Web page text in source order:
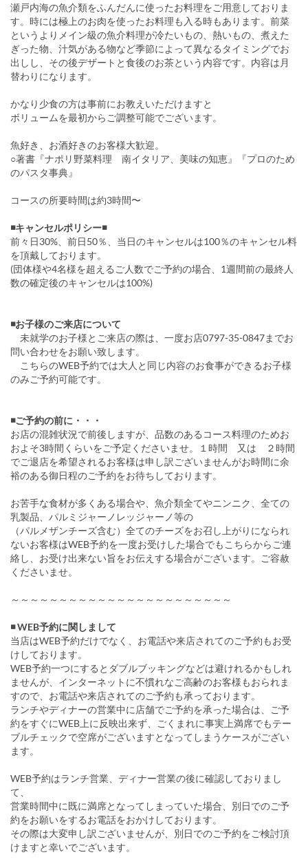
瀬戸内海の魚介類をふんだんに使ったお料理をご用意しておりま
す。時には極上のお肉を使ったお料理も入る時もあります。前菜
というよりメイン級の魚介料理が冷たいもの、熱いもの、煮えた
ぎった物、汁気がある物など季節によって異なるタイミングでお
出しし、その後デザートと食後のお茶という内容です。内容は月
替わりになります。
かなり少食の方は事前にお教えいただけますと
ボリュームを最初からご調整可能でございます。
魚好き、お酒好きのお客様大歓迎。
○著書『ナポリ野菜料理 南イタリア、美味の知恵』『プロのため
のパスタ事典』
コースの所要時間は約3時間〜
◾️キャンセルポリシー◾️
前々日30%、前日50％、当日のキャンセルは100％のキャンセル料
を頂戴しております。
(団体様や4名様を超えるご人数でご予約の場合、1週間前の最終人
数の確定後のキャンセルは100%)
◾️お子様のご来店について
未就学のお子様とご来店の際は、一度お店0797-35-0847までお
問い合わせをお願い致します。
こちらのWEB予約では大人と同じ内容のお食事ができるお子様
のみご予約可能です。
◾️ご予約の前に・・・
お店の混雑状況で前後しますが、品数のあるコース料理のためお
およそ3時間くらいをご予定くださいませ。１時間 又は ２時間
でご退店を希望されるお客様は申し訳ございませんがお時間に余
裕のある御日程のご予約をお待ちしております。
お苦手な食材が多くある場合や、魚介類全てやニンニク、全ての
乳製品、パルミジャーノレッジャーノ等の
（パルメザンチーズ含む）全てのチーズをお召し上がりになられ
ないお客様はWEB予約を一度お受けした場合でもこちらからご連
絡し、お受け出来ない旨をお伝えする場合がございます。ご容赦
くださいませ。
～～～～～～～～～～～～～～～～～～～～～～～
◾️ WEB予約に関しまして
当店はWEB予約だけでなく、お電話や来店されてのご予約もお受
けしております。
WEB予約一つにするとダブルブッキングなどは避けれるかもしれ
ませんが、インターネットに不慣れなご高齢のお客様もおられま
すので、お電話や来店されてのご予約も承っております。
ランチやディナーの営業中に店舗でご予約を承った場合は、ご予
約をすぐにWEB上に反映出来ず、ごくまれに事実上満席でもテー
ブルチェックで空席がございますとなってしまうケースがござい
ます。
WEB予約はランチ営業、ディナー営業の後に確認しておりまし
て、
営業時間中に既に満席となってしまっていた場合、別日でのご予
約をお願いをするお電話をおかけしております。
その際は大変申し訳ございませんが、別日でのご予約をご検討頂
けますと幸いでございます。